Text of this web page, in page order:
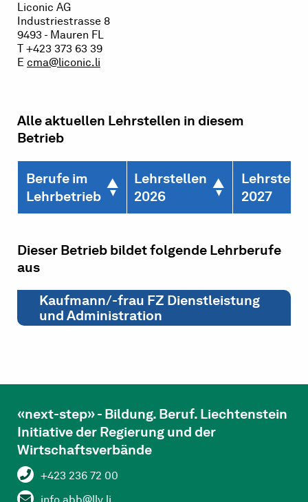
Liconic AG
Industriestrasse 8
9493 - Mauren FL
T +423 373 63 39
E cma@liconic.li
Alle aktuellen Lehrstellen in diesem
Betrieb
Berufe im
Lehrbetrieb
Lehrstellen
2026
2027
Dieser Betrieb bildet folgende Lehrberufe
aus
Kaufmann/-frau FZ Dienstleistung
und Administration
«next-step» - Bildung. Beruf. Liechtenstein
Initiative der Regierung und der
Wirtschaftsverbände
+423 236 72 00